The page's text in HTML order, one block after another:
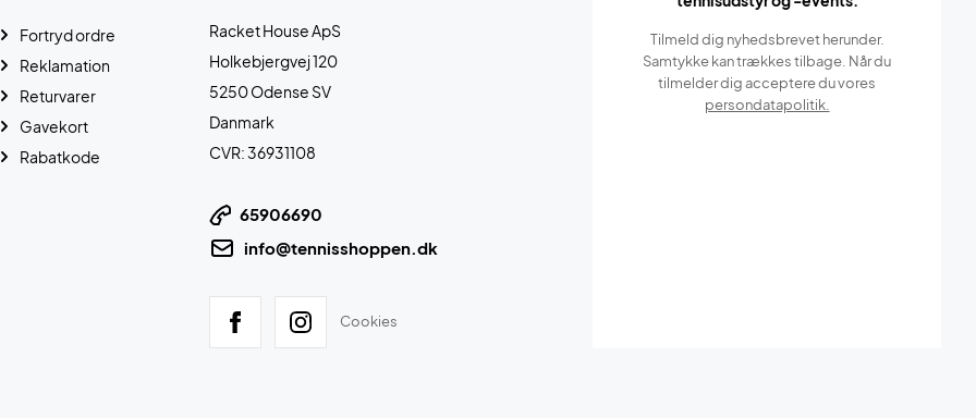
Racket House ApS
Holkebjergvej 120
5250 Odense SV
Danmark
CVR: 36931108
65906690
info@tennisshoppen.dk
Cookies
Fortryd ordre
Reklamation
Returvarer
Gavekort
Rabatkode
Tilmeld dig nyhedsbrevet herunder.
Samtykke kan trækkes tilbage. Når du
tilmelder dig acceptere du vores
persondatapolitik.